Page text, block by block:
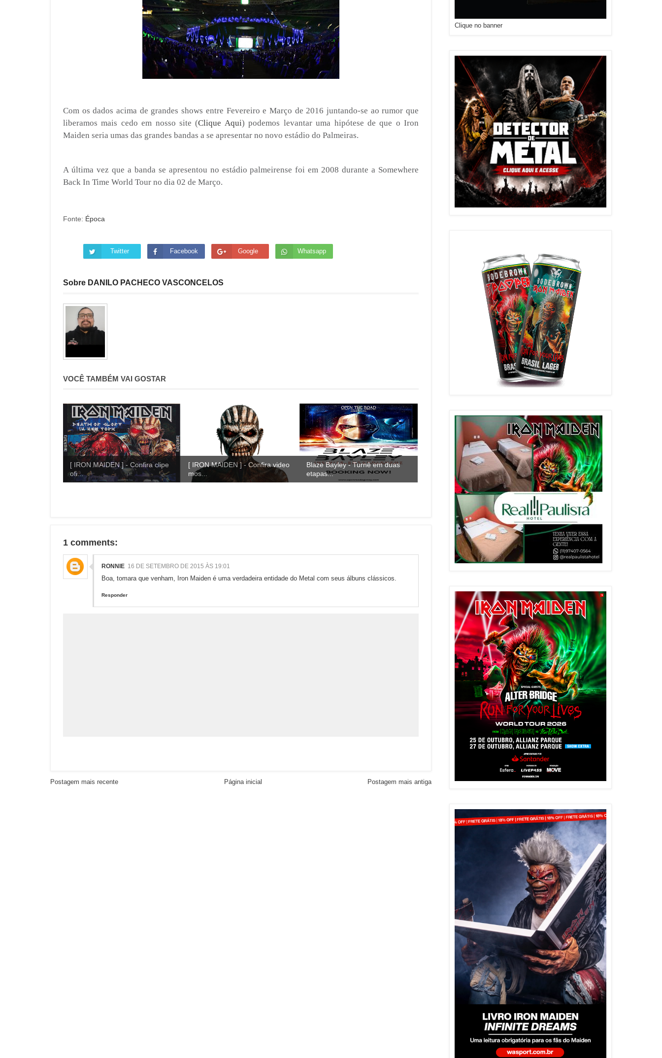
Com os dados acima de grandes shows entre Fevereiro e Março de 2016 juntando-se ao rumor que
liberamos mais cedo em nosso site (Clique Aqui) podemos levantar uma hipótese de que o Iron
Maiden seria umas das grandes bandas a se apresentar no novo estádio do Palmeiras.
A última vez que a banda se apresentou no estádio palmeirense foi em 2008 durante a Somewhere
Back In Time World Tour no dia 02 de Março.
Fonte: Época
Twitter Facebook Google Whatsapp
Sobre DANILO PACHECO VASCONCELOS
VOCÊ TAMBÉM VAI GOSTAR
[ IRON MAIDEN ] - Confira clipe
ofi...
[ IRON MAIDEN ] - Confira video
mos...
Blaze Bayley - Turnê em duas
etapas...
1 comments:
RONNIE 16 DE SETEMBRO DE 2015 ÀS 19:01
Boa, tomara que venham, Iron Maiden é uma verdadeira entidade do Metal com seus álbuns clássicos.
Responder
Postagem mais recente Postagem mais antiga
Página inicial
Clique no banner